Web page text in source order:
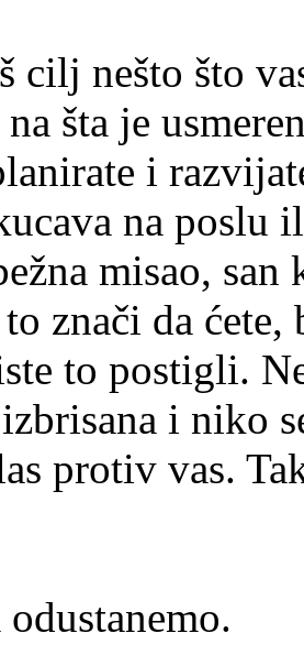
cilj nešto što
šta je
i
na poslu
misao,
to znači da
to postigli.
i niko
protiv vas.